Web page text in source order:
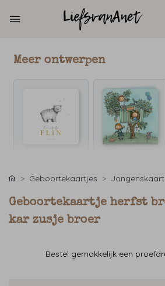
Meer ontwerpen
Geboortekaartjes Jongenskaart
Geboortekaartje herfst
kar zusje broer
Bestel gemakkelijk een